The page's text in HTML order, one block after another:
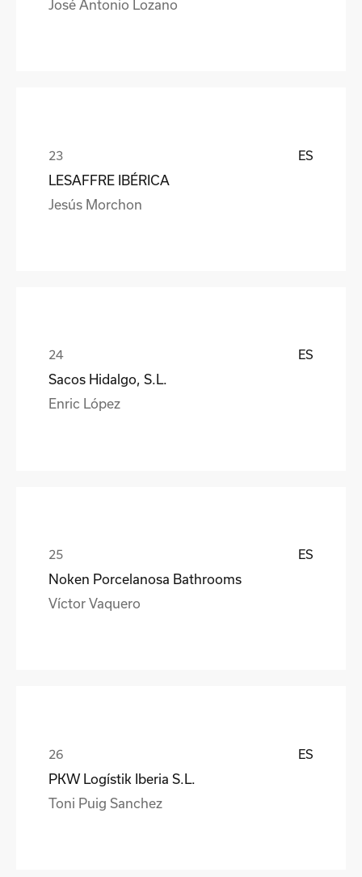
José Antonio Lozano
ES
LESAFFRE IBÉRICA
Jesús Morchon
ES
Sacos Hidalgo, S.L.
Enric López
ES
Noken Porcelanosa Bathrooms
Víctor Vaquero
ES
PKW Logístik Iberia S.L.
Toni Puig Sanchez